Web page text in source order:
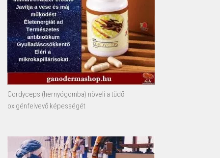
Cordyceps (hernyógomba) növeli a tüdő
oxigénfelvevő képességét